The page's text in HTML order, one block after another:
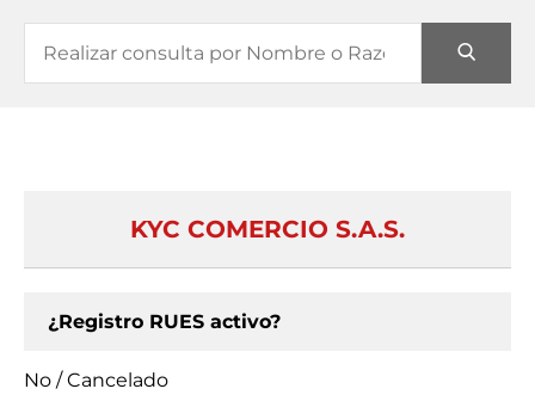
KYC COMERCIO S.A.S.
¿Registro RUES activo?
No / Cancelado